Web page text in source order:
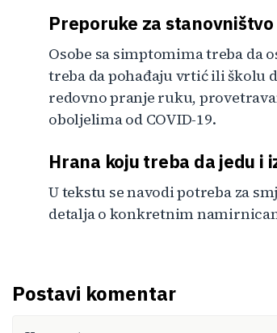
Preporuke za stanovništvo
Osobe sa simptomima treba da
treba da pohađaju vrtić ili školu
redovno pranje ruku,
oboljelima od COVID-19.
Hrana koju treba da jedu i
U tekstu se navodi potreba za
detalja o konkretnim
Postavi komentar